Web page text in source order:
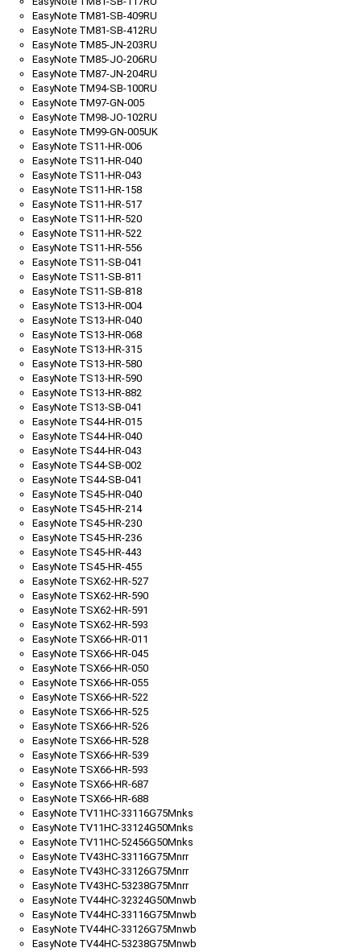
EasyNote TM81-SB-409RU
EasyNote TM81-SB-412RU
EasyNote TM85-JN-203RU
EasyNote TM85-JO-206RU
EasyNote TM87-JN-204RU
EasyNote TM94-SB-100RU
EasyNote TM97-GN-005
EasyNote TM98-JO-102RU
EasyNote TM99-GN-005UK
EasyNote TS11-HR-006
EasyNote TS11-HR-040
EasyNote TS11-HR-043
EasyNote TS11-HR-158
EasyNote TS11-HR-517
EasyNote TS11-HR-520
EasyNote TS11-HR-522
EasyNote TS11-HR-556
EasyNote TS11-SB-041
EasyNote TS11-SB-811
EasyNote TS11-SB-818
EasyNote TS13-HR-004
EasyNote TS13-HR-040
EasyNote TS13-HR-068
EasyNote TS13-HR-315
EasyNote TS13-HR-580
EasyNote TS13-HR-590
EasyNote TS13-HR-882
EasyNote TS13-SB-041
EasyNote TS44-HR-015
EasyNote TS44-HR-040
EasyNote TS44-HR-043
EasyNote TS44-SB-002
EasyNote TS44-SB-041
EasyNote TS45-HR-040
EasyNote TS45-HR-214
EasyNote TS45-HR-230
EasyNote TS45-HR-236
EasyNote TS45-HR-443
EasyNote TS45-HR-455
EasyNote TSX62-HR-527
EasyNote TSX62-HR-590
EasyNote TSX62-HR-591
EasyNote TSX62-HR-593
EasyNote TSX66-HR-011
EasyNote TSX66-HR-045
EasyNote TSX66-HR-050
EasyNote TSX66-HR-055
EasyNote TSX66-HR-522
EasyNote TSX66-HR-525
EasyNote TSX66-HR-526
EasyNote TSX66-HR-528
EasyNote TSX66-HR-539
EasyNote TSX66-HR-593
EasyNote TSX66-HR-687
EasyNote TSX66-HR-688
EasyNote TV11HC-33116G75Mnks
EasyNote TV11HC-33124G50Mnks
EasyNote TV11HC-52456G50Mnks
EasyNote TV43HC-33116G75Mnrr
EasyNote TV43HC-33126G75Mnrr
EasyNote TV43HC-53238G75Mnrr
EasyNote TV44HC-32324G50Mnwb
EasyNote TV44HC-33116G75Mnwb
EasyNote TV44HC-33126G75Mnwb
EasyNote TV44HC-53238G75Mnwb